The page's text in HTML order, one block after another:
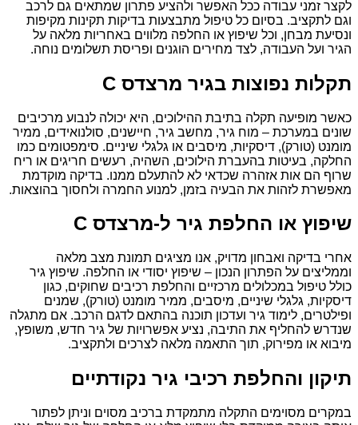
לקצר זמני עבודה ככל האפשר ולהציע פתרון שמתאים גם לרכב
וגם לתקציב. בסיום כל טיפול מתבצעות בדיקות תקינות מקיפות
ונסיעת מבחן, וכל שיפוץ או החלפה מלווים באחריות מלאה על
הגיר ועל העבודה, לצד מחירים הוגנים ופריסת תשלומים נוחה.
תקלות נפוצות בגיר מרצדס C
כאשר מופיעה תקלה בתיבת ההילוכים, היא יכולה לנבוע מרכיבים
שונים במערכת – מוח גיר, מחשב גיר, חיישנים, סולנואידים, ממיר
מומנט (טורק), דיסקיות, מיסבים או גלגלי שיניים. סימפטומים כמו
החלקה, בעיטות בהעברת הילוכים, השהיה, רעשים חריגים או ריח
שרוף הם אות אזהרה שכדאי לא להתעלם ממנו. בדיקה מוקדמת
מאפשרת לזהות את הבעיה בזמן, למנוע החמרה ולחסוך בהוצאות.
שיפוץ או החלפת גיר ל-מרצדס C
אחרי בדיקה ואבחון מדויק, אנו מציגים תמונת מצב מלאה
וממליצים על הפתרון הנכון – שיפוץ יסודי או החלפה. שיפוץ גיר
כולל טיפול במכלולים מרכזיים והחלפת רכיבים שחוקים, כגון
דיסקיות, גלגלי שיניים, מיסבים, ממיר מומנט (טורק), שמנים
ופילטרים, לימוד גיר ועדכון תוכנה בהתאם לדגם הרכב. אם מתגלה
שנדרש להחליף את התיבה, נציע אפשרויות של גיר חדש, משופץ,
מיבוא או מפירוק, תוך התאמה מלאה לצרכים ולתקציב.
תיקון והחלפת רכיבי גיר נקודתיים
במקרים מסוימים התקלה מתמקדת ברכיב מסוים וניתן לפתור